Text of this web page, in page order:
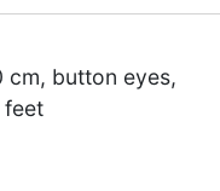
cm, button eyes,
feet